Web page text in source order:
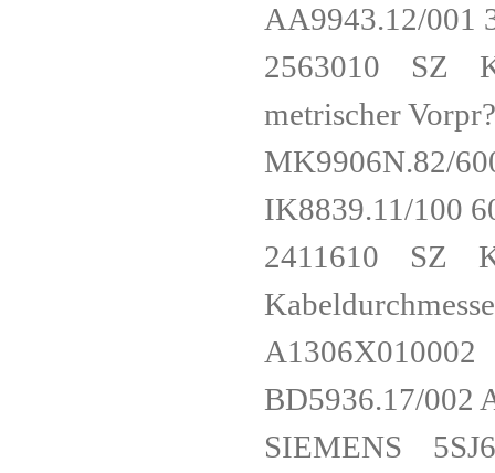
AA9943.12/
2563010 SZ
metrischer
IK8839.11/
2411610 SZ
BD5936.17/
SIEMENS